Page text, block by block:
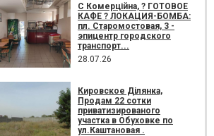
С Комерційна, ? ГОТОВОЕ
КАФЕ ? ЛОКАЦИЯ-БОМБА:
пл. Старомостовая, 3 -
эпицентр городского
транспорт...
28.07.26
Кировское Ділянка,
Продам 22 сотки
приватизированого
участка в Обуховке по
ул.Каштановая .